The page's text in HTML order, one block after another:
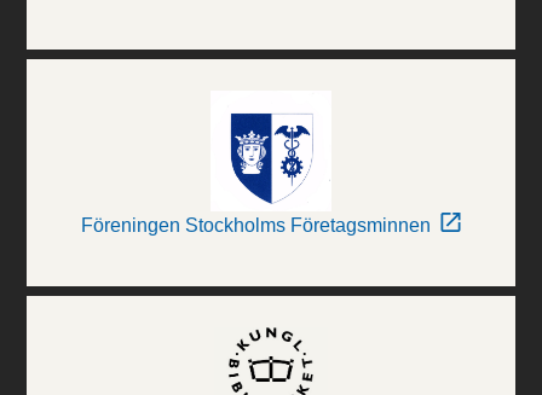
Föreningen Stockholms Företagsminnen